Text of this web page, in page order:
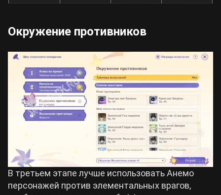
Окружение противников
В третьем этапе лучше использовать Анемо
персонажей против элементальных врагов,